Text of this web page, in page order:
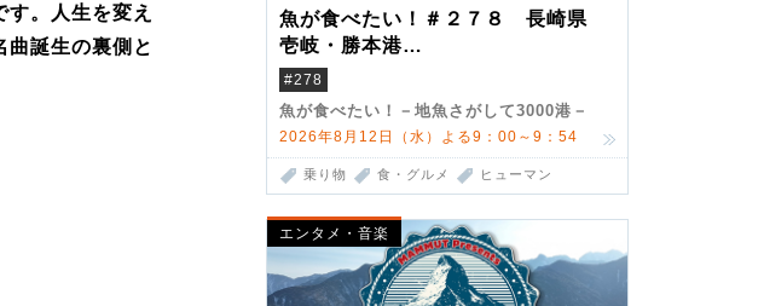
魚が食べたい！＃２７８ 長崎県
壱岐・勝本港
（クロマグロ）
#278
魚が食べたい！－地魚さがして3000港－
2026年8月12日（水）よる9：00～9：54
乗り物 食・グルメ ヒューマン
エンタメ・音楽
。人生を変え
誕生の裏側と